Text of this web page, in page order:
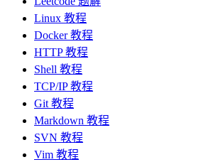
Linux 教程
Docker 教程
HTTP 教程
Shell 教程
TCP/IP 教程
Git 教程
Markdown 教程
SVN 教程
Vim 教程